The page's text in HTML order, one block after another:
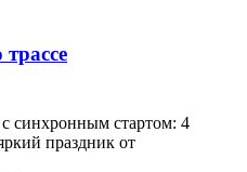
синхронным стартом: 4
праздник от